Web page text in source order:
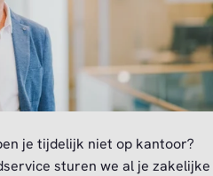
je tijdelijk niet op kantoor?
sturen we al je zakelijke